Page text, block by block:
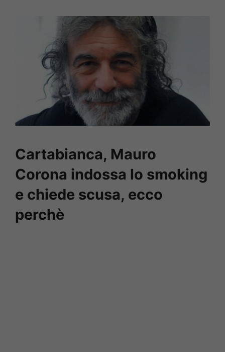
Cartabianca, Mauro
Corona indossa lo smoking
e chiede scusa, ecco
perchè